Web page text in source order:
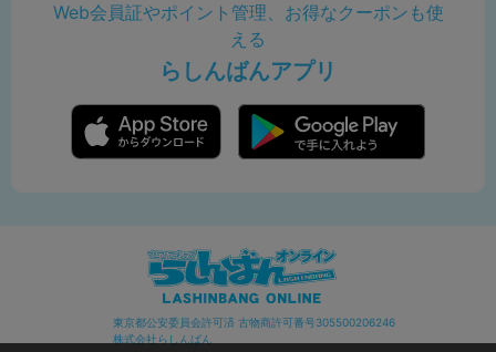
Web会員証やポイント管理、お得なクーポンも使
える
らしんばんアプリ
東京都公安委員会許可済 古物商許可番号305500206246
株式会社らしんばん